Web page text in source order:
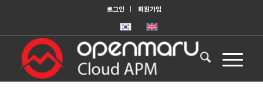
로그인 회원가입